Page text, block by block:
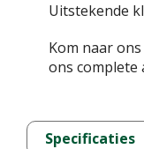
Uitstekende
Kom naar
ons complete
Specificaties